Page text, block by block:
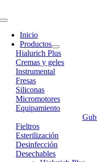
to
Toggle
Navigation
Inicio
Productos
Hialurich Plus
Cremas y geles
Instrumental
Fresas
Siliconas
Micromotores
Equipamiento
Fieltros
Esterilización
Desinfección
Desechables